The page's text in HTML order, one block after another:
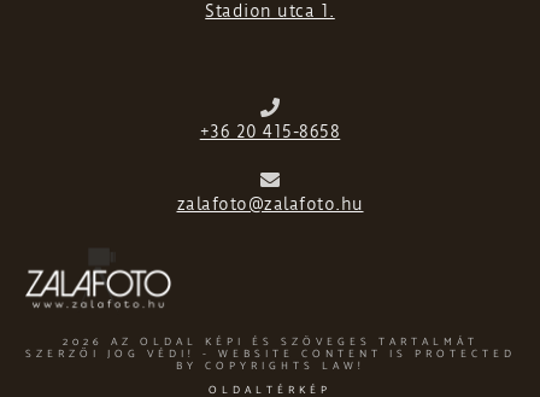
Stadion utca 1.
+36 20 415-8658
zalafoto@zalafoto.hu
2026 AZ OLDAL KÉPI ÉS SZÖVEGES TARTALMÁT
SZERZŐI JOG VÉDI! - WEBSITE CONTENT IS PROTECTED
BY COPYRIGHTS LAW!
OLDALTÉRKÉP